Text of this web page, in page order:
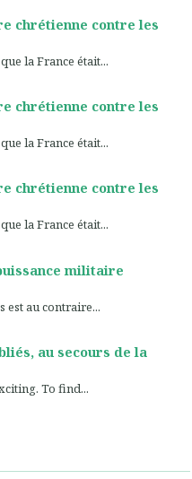
chrétienne contre les
la France était...
chrétienne contre les
la France était...
chrétienne contre les
la France était...
militaire
est au contraire...
au secours de la
To find...